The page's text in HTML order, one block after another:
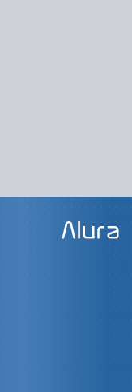
AULAS DO CURSO
de soft skills
Comunicação
de equipes